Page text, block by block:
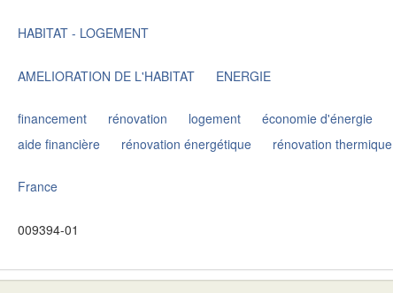
HABITAT - LOGEMENT
AMELIORATION DE L'HABITAT ENERGIE
financement rénovation logement économie d'énergie
aide financière
rénovation énergétique rénovation thermique
France
009394-01